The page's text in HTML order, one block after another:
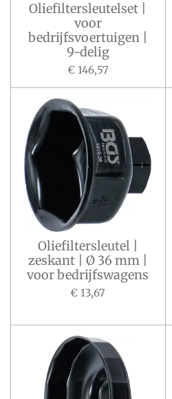
Oliefiltersleutelset |
voor
bedrijfsvoertuigen |
9-delig
€ 146,57
Oliefiltersleutel |
zeskant | Ø 36 mm |
voor bedrijfswagens
€ 13,67